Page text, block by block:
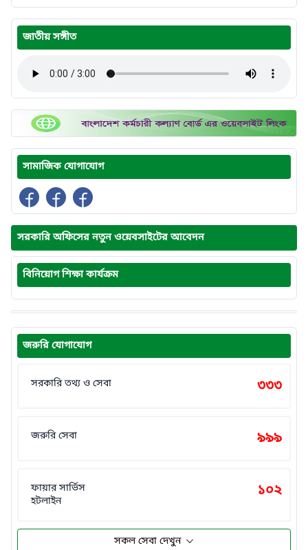
জাতীয় সঙ্গীত
সামাজিক যোগাযোগ
সরকারি অফিসের নতুন ওয়েবসাইটের আবেদন
বিনিয়োগ শিক্ষা কার্যক্রম
জরুরি যোগাযোগ
সরকারি তথ্য ও সেবা ৩৩৩
জরুরি সেবা ৯৯৯
ফায়ার সার্ভিস
হটলাইন
১০২
সকল সেবা দেখুন